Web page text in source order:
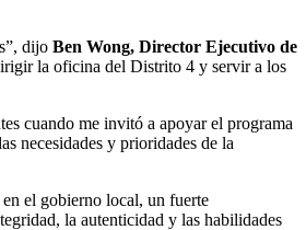
dijo Ben Wong, Director Ejecutivo de
la oficina del Distrito 4 y servir a los
cuando me invitó a apoyar el programa
necesidades y prioridades de la
el gobierno local, un fuerte
la autenticidad y las habilidades